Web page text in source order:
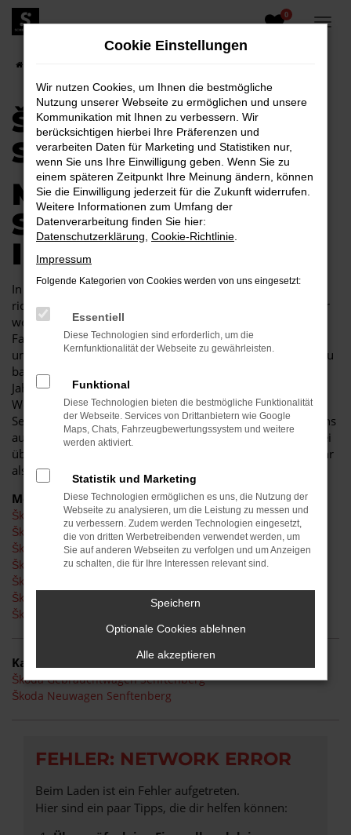
Zum
Hauptinhalt
0
ŠKODA KAUFEN FÜR
SENFTENBERG
MOBILITÄT FÜR
SENFTENBERG –
IDEAL IM ŠKODA
In Senftenberg und Umgebung ist ein Škoda genau die
richtige Wahl, um mobil zu bleiben. Unabhängig davon, für
welches Modell Sie sich entscheiden, erwerben Sie ein
Fahrzeug erster Güte. Škoda ist dafür bekannt, sowohl
umfangreich ausgestattete als auch langlebige Fahrzeuge zu
bauen. Für Senftenberg bedeutet dies, dass Sie über viele
Jahre Spaß an Ihrem Auto haben und nur selten eine
Werkstatt von innen sehen werden. Mit einem Škoda in
Senftenberg sind Sie zudem hinsichtlich des Spritverbrauchs
auf der sicheren Seite. Die Motoren sind effizient und dabei
überaus leistungsstark und sowohl Fahrten im Stadtverkehr
als auch Landstraße und Autobahn vollauf gewachsen.
Modelle
Škoda Fabia Senftenberg
Škoda Karoq Senftenberg
Škoda Kodiaq Senftenberg
Škoda Octavia Senftenberg
Škoda Superb Senftenberg
Škoda Kamiq Senftenberg
Škoda Scala Senftenberg
Kategorie
Škoda Gebrauchtwagen Senftenberg
Škoda Neuwagen Senftenberg
FEHLER: NETWORK ERROR
Beim Laden ist ein Fehler aufgetreten.
Hier sind ein paar Tipps, die dir helfen können:
Cookie Einstellungen
Wir nutzen Cookies, um Ihnen die bestmögliche
Nutzung unserer Webseite zu ermöglichen und unsere
Kommunikation mit Ihnen zu verbessern. Wir
berücksichtigen hierbei Ihre Präferenzen und
verarbeiten Daten für Marketing und Statistiken nur,
wenn Sie uns Ihre Einwilligung geben. Wenn Sie zu
einem späteren Zeitpunkt Ihre Meinung ändern, können
Sie die Einwilligung jederzeit für die Zukunft widerrufen.
Weitere Informationen zum Umfang der
Datenverarbeitung finden Sie hier:
Datenschutzerklärung Cookie-Richtlinie
Impressum
Folgende Kategorien von Cookies werden von uns eingesetzt:
Essentiell
Diese Technologien sind erforderlich, um die
Kernfunktionalität der Webseite zu gewährleisten.
Funktional
Diese Technologien bieten die bestmögliche Funktionalität
der Webseite. Services von Drittanbietern wie Google
Maps, Chats, Fahrzeugbewertungssystem und weitere
werden aktiviert.
Statistik und Marketing
Diese Technologien ermöglichen es uns, die Nutzung der
Webseite zu analysieren, um die Leistung zu messen und
zu verbessern. Zudem werden Technologien eingesetzt,
die von dritten Werbetreibenden verwendet werden, um
Sie auf anderen Webseiten zu verfolgen und um Anzeigen
zu schalten, die für Ihre Interessen relevant sind.
Speichern
Optionale Cookies ablehnen
Alle akzeptieren